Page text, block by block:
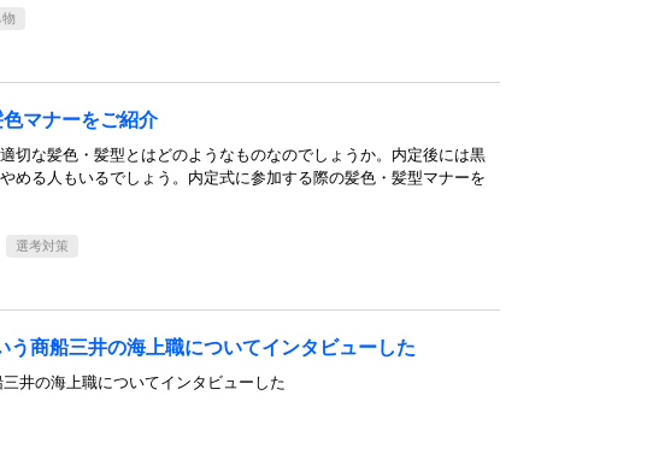
マナーをご紹介
切な髪色・髪型とはどのようなものなのでしょうか。内定後には黒
める人もいるでしょう。内定式に参加する際の髪色・髪型マナーを
選考対策
商船三井の海上職についてインタビューした
井の海上職についてインタビューした